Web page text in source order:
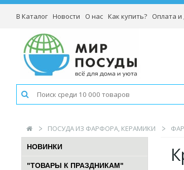
В Каталог Новости О нас Как купить? Оплата и
ПОСУДА ИЗ ФАРФОРА, КЕРАМИКИ
НОВИНКИ
"ТОВАРЫ К ПРАЗДНИКАМ"